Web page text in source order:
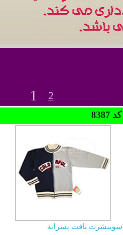
1 2
8387 کد
سوییشرت بافت پسرانه